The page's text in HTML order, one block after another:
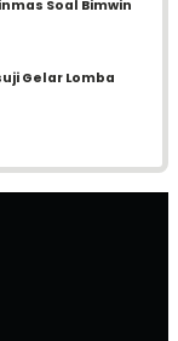
Soal Bimwin
Gelar Lomba